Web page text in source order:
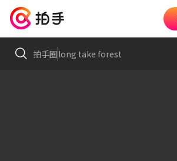
拍手圈long take forest